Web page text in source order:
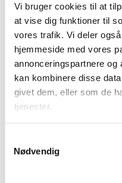
Vi bruger cookies til at
at vise dig funktioner til
vores trafik. Vi deler
hjemmeside med vores
annonceringspartnere og
kan kombinere disse
givet dem, eller som de
tjenester.
Nødvendig
vidunderligt lysindfald
skaber lyse og
opholde dig i.
stue i ét, og udover det
velindrettede værelser,
vaskemaskine og et
måske endda en walk-in-
Hver bolig har sit eget
etage finder du
din egen tagterrasse.